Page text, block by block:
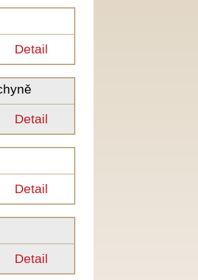
Detail
Detail
Detail
Detail